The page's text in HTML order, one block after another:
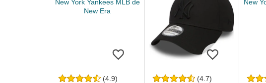
(4.9) (4.7)